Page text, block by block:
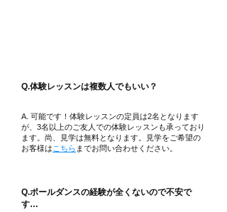
Q.​体験レッスンは複数人でもいい？
A. 可能です！体験レッスンの定員は2名となります
が、3名以上のご友人での体験レッスンも承っており
ます。尚、見学は無料となります。見学をご希望の
お客様は こち ら までお問い合わせください。
Q.ポールダンスの経験が全くないので不安で
す…